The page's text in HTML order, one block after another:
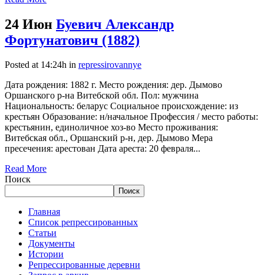
24 Июн Буевич Александр
Фортунатович (1882)
Posted at 14:24h in repressirovannye
Дата рождения: 1882 г. Место рождения: дер. Дымово
Оршанского р-на Витебской обл. Пол: мужчина
Национальность: беларус Социальное происхождение: из
крестьян Образование: н/начальное Профессия / место работы:
крестьянин, единоличное хоз-во Место проживания:
Витебская обл., Оршанский р-н, дер. Дымово Мера
пресечения: арестован Дата ареста: 20 февраля...
Read More
Поиск
Поиск
Главная
Список репрессированных
Статьи
Документы
Истории
Репрессированные деревни